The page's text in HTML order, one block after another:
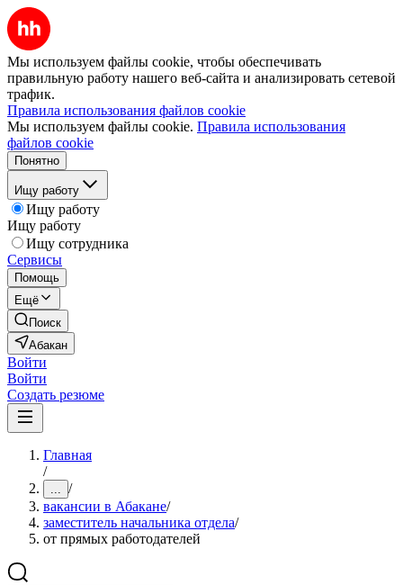
Мы используем файлы cookie, чтобы обеспечивать
правильную работу нашего веб-сайта и анализировать сетевой
трафик.
Правила использования файлов cookie
Мы используем файлы cookie. Правила использования
файлов cookie
Понятно
Ищу работу
Ищу работу
Ищу работу
Ищу сотрудника
Сервисы
Помощь
Ещё
Поиск
Абакан
Войти
Войти
Создать резюме
Главная
/
... /
вакансии в Абакане/
заместитель начальника отдела/
от прямых работодателей